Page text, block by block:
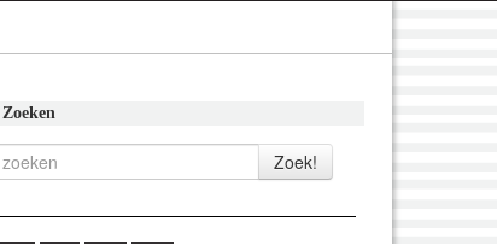
Zoeken